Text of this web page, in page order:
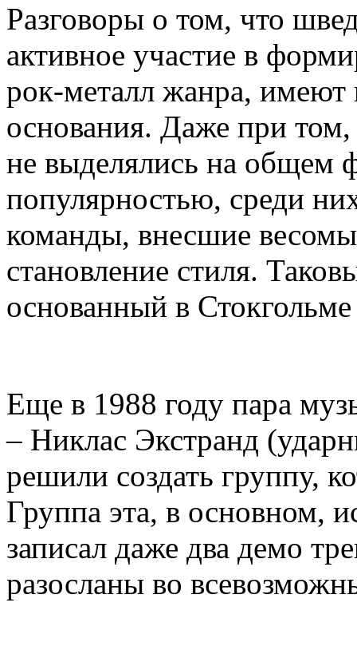
Разговоры о том, что
активное участие в
рок-металл жанра, имеют
основания. Даже при том,
не выделялись на общем
популярностью, среди
команды, внесшие
становление стиля.
основанный в
Еще в 1988 году пара
– Никлас Экстранд
решили создать группу,
Группа эта, в основном,
записал даже два демо
разосланы во